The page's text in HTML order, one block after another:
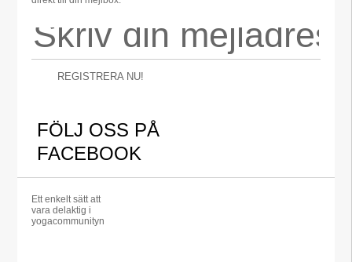
REGISTRERA NU!
FÖLJ OSS PÅ
FACEBOOK
Ett enkelt sätt att
vara delaktig i
yogacommunityn